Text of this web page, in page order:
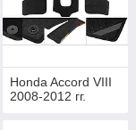
Honda Accord VIII
2008-2012 гг.